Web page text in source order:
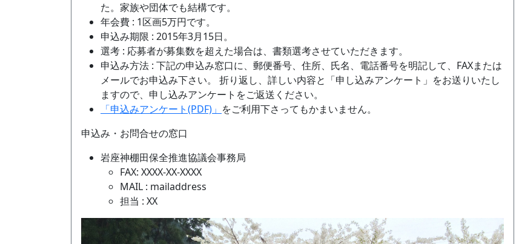
た。家族や団体でも結構です。
年会費 : 1区画5万円です。
申込み期限 : 2015年3月15日。
選考 : 応募者が募集数を超えた場合は、書類選考させていただきます。
申込み方法 : 下記の申込み窓口に、郵便番号、住所、氏名、電話番号を明記して、FAXまたは
メールでお申込み下さい。 折り返し、詳しい内容と「申し込みアンケート」をお送りいたし
ますので、申し込みアンケートをご返送ください。
「申込みアンケート(PDF)」 をご利用下さってもかまいません。
申込み・お問合せの窓口
岩座神棚田保全推進協議会事務局
FAX: XXXX-XX-XXXX
MAIL : mailaddress
担当 : XX